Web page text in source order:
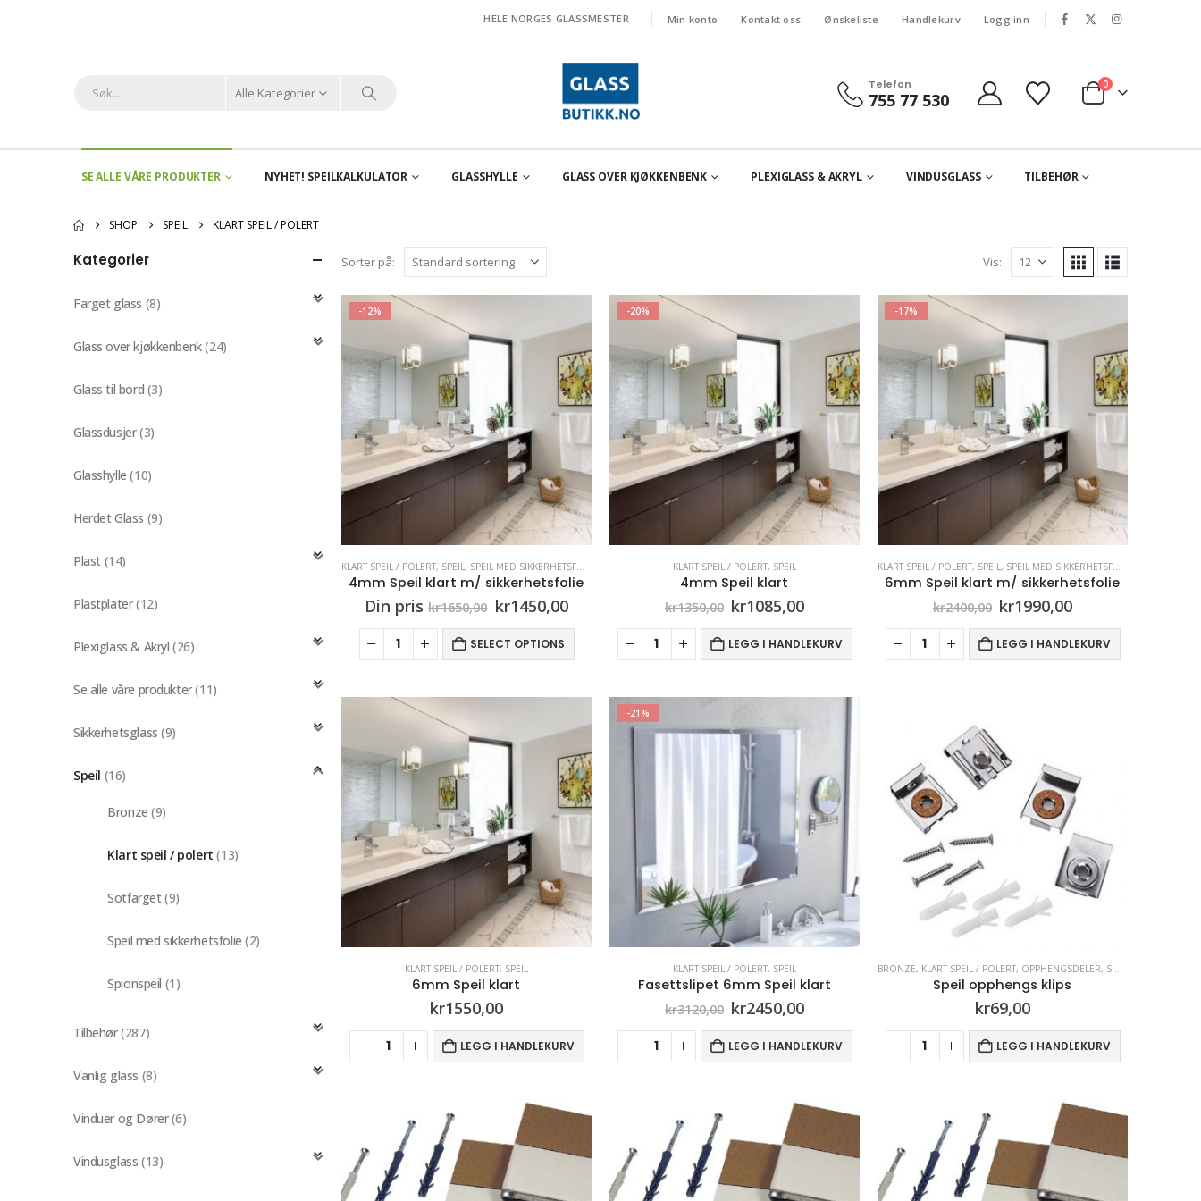
HELE NORGES GLASSMESTER Min konto Kontakt oss Ønskeliste Handlekurv Logg inn
Alle Kategorier
Telefon
755 77 530
0
SE ALLE VÅRE PRODUKTER NYHET! SPEILKALKULATOR GLASSHYLLE GLASS OVER KJØKKENBENK PLEXIGLASS & AKRYL VINDUSGLASS TILBEHØR
SHOP SPEIL KLART SPEIL / POLERT
Sorter på: Vis:
-12%
KLART SPEIL / POLERT, SPEIL , SPEIL MED SIKKERHETSFOLIE
4mm Speil klart m/ sikkerhetsfolie
Din pris kr1650,00 Opprinnelig
var:
kr1650,00.
kr1450,00Nåværende
SELECT OPTIONS
-20%
KLART SPEIL / POLERT, SPEIL
4mm Speil klart
kr1350,00 Opprinnelig
var:
kr1350,00.
kr1085,00Nåværende
er:
kr1085,00.
LEGG I HANDLEKURV
-17%
KLART SPEIL / POLERT, SPEIL , SPEIL MED SIKKERHETSFOLIE
6mm Speil klart m/ sikkerhetsfolie
kr2400,00 Opprinnelig
var:
kr2400,00.
kr1990,00Nåværende
er:
kr1990,00.
LEGG I HANDLEKURV
KLART SPEIL / POLERT, SPEIL
6mm Speil klart
kr1550,00
LEGG I HANDLEKURV
-21%
KLART SPEIL / POLERT, SPEIL
Fasettslipet 6mm Speil klart
kr3120,00 Opprinnelig
var:
kr3120,00.
kr2450,00Nåværende
er:
kr2450,00.
LEGG I HANDLEKURV
BRONZE, KLART SPEIL / POLERT, OPPHENGSDELER, SOTFARGET
Speil opphengs klips
kr69,00
LEGG I HANDLEKURV
Kategorier
Farget glass (8)
Glass over kjøkkenbenk(24)
Glass til bord (3)
Glassdusjer(3)
Glasshylle (10)
Herdet Glass (9)
Plast (14)
Plastplater(12)
Plexiglass & Akryl (26)
Se alle våre produkter(11)
Sikkerhetsglass (9)
Speil (16)
Bronze (9)
Klart speil / polert (13)
Sotfarget(9)
Speil med sikkerhetsfolie (2)
Spionspeil (1)
Tilbehør(287)
Vanlig glass (8)
Vinduer og Dører(6)
Vindusglass (13)